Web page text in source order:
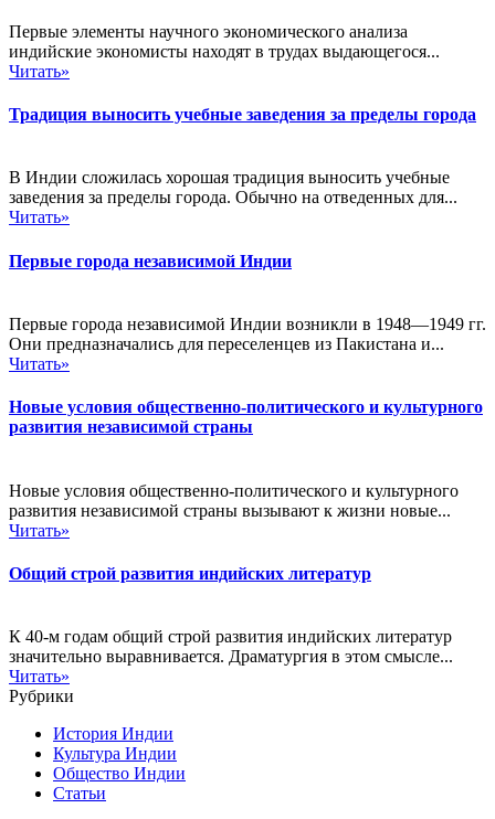
Первые элементы научного экономического анализа
индийские экономисты находят в трудах выдающегося...
Читать»
Традиция выносить учебные заведения за пределы города
В Индии сложилась хорошая традиция выносить учебные
заведения за пределы города. Обычно на отведенных для...
Читать»
Первые города независимой Индии
Первые города независимой Индии возникли в 1948—1949 гг.
Они предназначались для переселенцев из Пакистана и...
Читать»
Новые условия общественно-политического и культурного
развития независимой страны
Новые условия общественно-политического и культурного
развития независимой страны вызывают к жизни новые...
Читать»
Общий строй развития индийских литератур
К 40-м годам общий строй развития индийских литератур
значительно выравнивается. Драматургия в этом смысле...
Читать»
Рубрики
История Индии
Культура Индии
Общество Индии
Статьи